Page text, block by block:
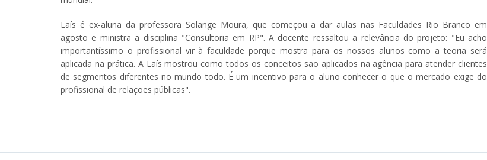
Laís é ex-aluna da professora Solange Moura, que começou a dar aulas nas Faculdades Rio Branco em
agosto e ministra a disciplina "Consultoria em RP". A docente ressaltou a relevância do projeto: "Eu acho
importantíssimo o profissional vir à faculdade porque mostra para os nossos alunos como a teoria será
aplicada na prática. A Laís mostrou como todos os conceitos são aplicados na agência para atender clientes
de segmentos diferentes no mundo todo. É um incentivo para o aluno conhecer o que o mercado exige do
profissional de relações públicas".